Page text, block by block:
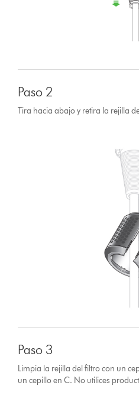
Paso 2
Tira hacia abajo y retira la rejilla
Paso 3
Limpia la rejilla del filtro con un
un cepillo en C. No utilices